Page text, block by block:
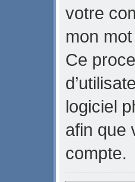
votre
mon
Ce
logiciel
afin que
compte.